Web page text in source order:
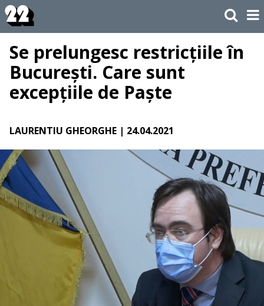
Se prelungesc restricțiile în
București. Care sunt
excepțiile de Paște
LAURENTIU GHEORGHE | 24.04.2021